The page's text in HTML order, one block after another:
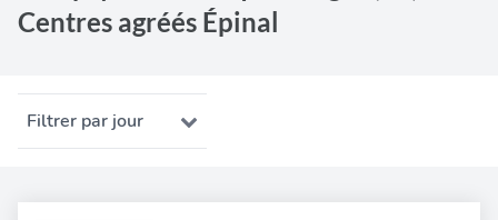
Test Psychotechniquesuite à annulation
Test Psychotechnique
Test Psychotechnique
Centres agréés Épinal
Filtrer par jour